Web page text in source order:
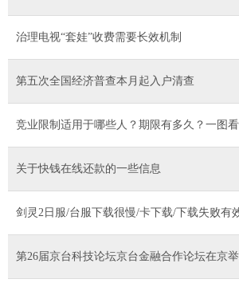
治理电视“套娃”收费需要长效机制
第五次全国经济普查本月起入户清查
竞业限制适用于哪些人？期限有多久？一图
关于快钱在线还款的一些信息
剑灵2日服/台服下载很慢/卡下载/下载失败有
第26届京台科技论坛京台金融合作论坛在京